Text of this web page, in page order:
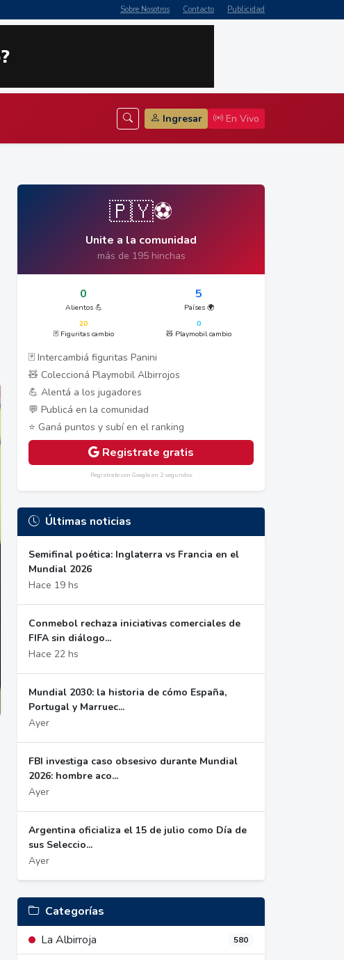
Sobre Nosotros Contacto Publicidad
Ingresar En Vivo
🇵🇾⚽
Unite a la comunidad
más de 195 hinchas
0
Alientos 💪
5
Países 🌍
20
🃏 Figuritas cambio
0
🧸 Playmobil cambio
🃏 Intercambiá figuritas Panini
🧸 Coleccioná Playmobil Albirrojos
💪 Alentá a los jugadores
💬 Publicá en la comunidad
⭐ Ganá puntos y subí en el ranking
Registrate gratis
Registrate con Google en 2 segundos
Últimas noticias
Semifinal poética: Inglaterra vs Francia en el
Mundial 2026
Hace 19 hs
Conmebol rechaza iniciativas comerciales de
FIFA sin diálogo...
Hace 22 hs
Mundial 2030: la historia de cómo España,
Portugal y Marruec...
Ayer
FBI investiga caso obsesivo durante Mundial
2026: hombre aco...
Ayer
Argentina oficializa el 15 de julio como Día de
sus Seleccio...
Ayer
Categorías
La Albirroja
580